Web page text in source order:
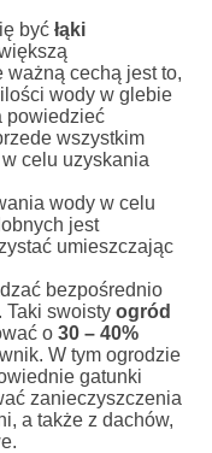
być łąki
cechą jest to,
wody w glebie
powiedzieć
wszystkim
celu uzyskania
wody w celu
jest
umieszczając
bezpośrednio
Taki swoisty ogród
o 30 – 40%
W tym ogrodzie
gatunki
zanieczyszczenia
a także z dachów,